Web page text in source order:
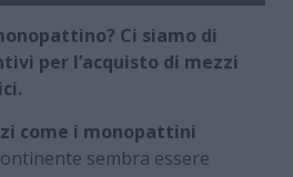
Ci siamo di
per l’acquisto di mezzi
come i monopattini
sembra essere